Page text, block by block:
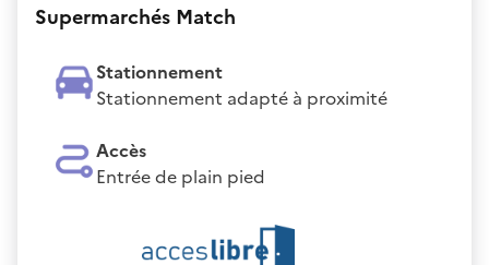
Supermarchés Match
Stationnement
Stationnement adapté à proximité
Accès
Entrée de plain pied